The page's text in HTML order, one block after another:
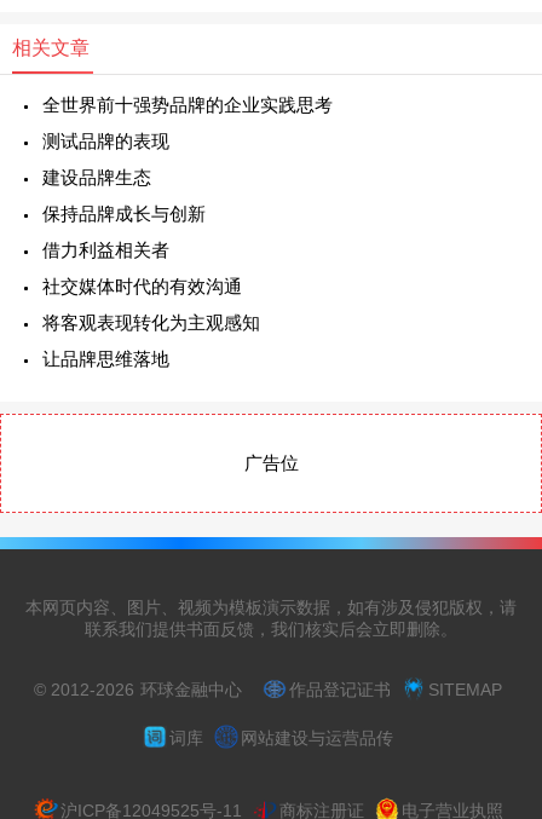
相关文章
全世界前十强势品牌的企业实践思考
测试品牌的表现
建设品牌生态
保持品牌成长与创新
借力利益相关者
社交媒体时代的有效沟通
将客观表现转化为主观感知
让品牌思维落地
广告位
本网页内容、图片、视频为模板演示数据，如有涉及侵犯版权，请
联系我们提供书面反馈，我们核实后会立即删除。
© 2012-2026 环球金融中心 作品登记证书 SITEMAP
词库 网站建设与运营品传
沪ICP备12049525号-11 商标注册证 电子营业执照